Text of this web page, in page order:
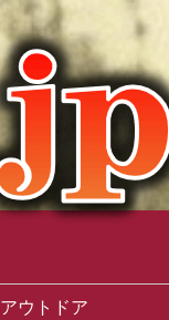
アウトドア